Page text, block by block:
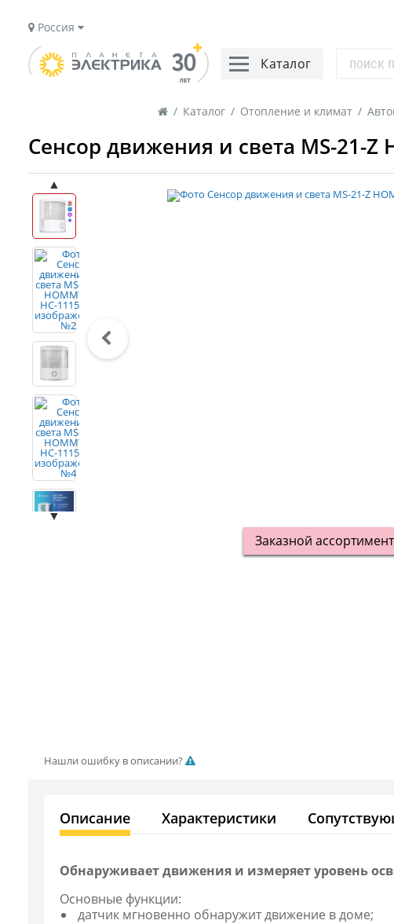
Россия
Каталог
/ Каталог / Отопление и климат /
Сенсор движения и света MS-21-Z
▲
▼
Заказной ассортимент
Нашли ошибку в описании?
Описание Характеристики
Обнаруживает движения и измеряет уровень
Основные функции:
датчик мгновенно обнаружит движение в доме;